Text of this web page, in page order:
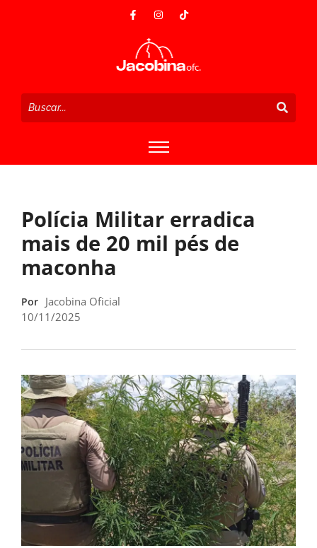
Polícia Militar erradica
mais de 20 mil pés de
maconha
Por Jacobina Oficial
10/11/2025